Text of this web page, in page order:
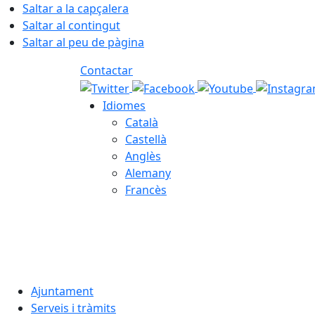
Saltar a la capçalera
Saltar al contingut
Saltar al peu de pàgina
Contactar
Idiomes
Català
Castellà
Anglès
Alemany
Francès
Ajuntament
Serveis i tràmits